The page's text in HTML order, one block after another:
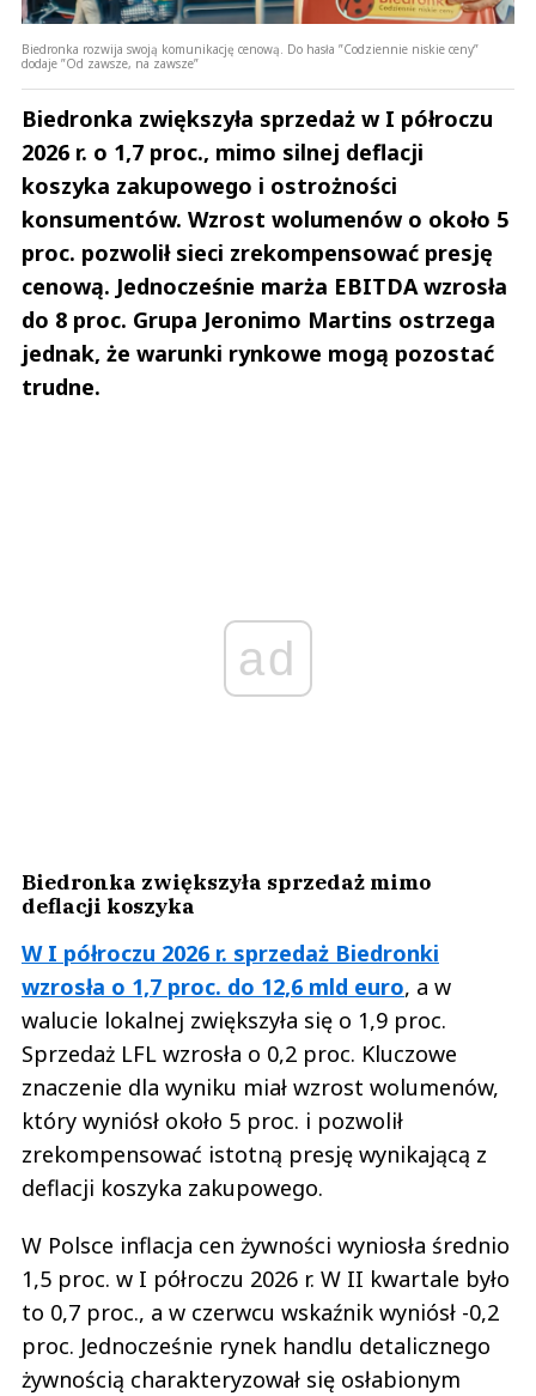
Biedronka rozwija swoją komunikację cenową. Do hasła ”Codziennie niskie ceny”
dodaje ”Od zawsze, na zawsze”
Biedronka zwiększyła sprzedaż w I półroczu
2026 r. o 1,7 proc., mimo silnej deflacji
koszyka zakupowego i ostrożności
konsumentów. Wzrost wolumenów o około 5
proc. pozwolił sieci zrekompensować presję
cenową. Jednocześnie marża EBITDA wzrosła
do 8 proc. Grupa Jeronimo Martins ostrzega
jednak, że warunki rynkowe mogą pozostać
trudne.
ad
Biedronka zwiększyła sprzedaż mimo
deflacji koszyka
W I półroczu 2026 r. sprzedaż Biedronki
wzrosła o 1,7 proc. do 12,6 mld euro, a w
walucie lokalnej zwiększyła się o 1,9 proc.
Sprzedaż LFL wzrosła o 0,2 proc. Kluczowe
znaczenie dla wyniku miał wzrost wolumenów,
który wyniósł około 5 proc. i pozwolił
zrekompensować istotną presję wynikającą z
deflacji koszyka zakupowego.
W Polsce inflacja cen żywności wyniosła średnio
1,5 proc. w I półroczu 2026 r. W II kwartale było
to 0,7 proc., a w czerwcu wskaźnik wyniósł -0,2
proc. Jednocześnie rynek handlu detalicznego
żywnością charakteryzował się osłabionym